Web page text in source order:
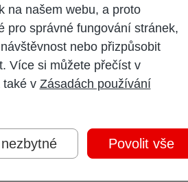
na našem webu, a proto
pro správné fungování stránek,
nebo přizpůsobit
Více si můžete přečíst v
také v Zásadách používání
Povolit vše